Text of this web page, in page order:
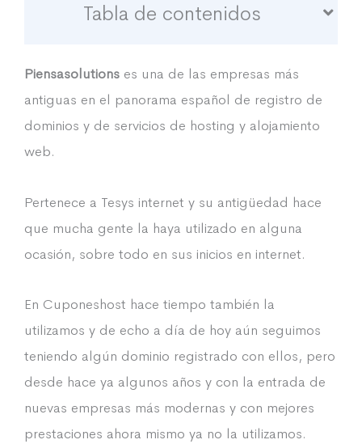
Tabla de contenidos
Piensasolutions es una de las empresas más
antiguas en el panorama español de registro de
dominios y de servicios de hosting y alojamiento
web.
Pertenece a Tesys internet y su antigüedad hace
que mucha gente la haya utilizado en alguna
ocasión, sobre todo en sus inicios en internet.
En Cuponeshost hace tiempo también la
utilizamos y de echo a día de hoy aún seguimos
teniendo algún dominio registrado con ellos, pero
desde hace ya algunos años y con la entrada de
nuevas empresas más modernas y con mejores
prestaciones ahora mismo ya no la utilizamos.